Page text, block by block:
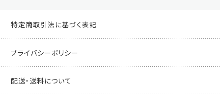
特定商取引法に基づく表記
プライバシーポリシー
配送・送料について